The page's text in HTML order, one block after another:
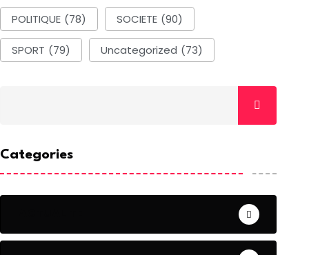
Identités et
17 Septembre 2024
Rédaction
POLITIQUE (78) SOCIETE (90)
SPORT (79) Uncategorized (73)
Categories